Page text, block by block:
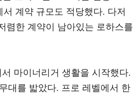
계약 규모도 적당했다. 다저
렴한 계약이 남아있는 로하스를
마이너리거 생활을 시작했다.
대를 밟았다. 프로 레벨에서 한